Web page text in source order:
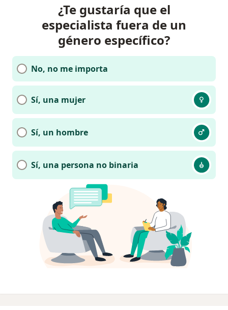
¿Te gustaría que el
especialista fuera de un
género específico?
No, no me importa
Sí, una mujer
Sí, un hombre
Sí, una persona no binaria